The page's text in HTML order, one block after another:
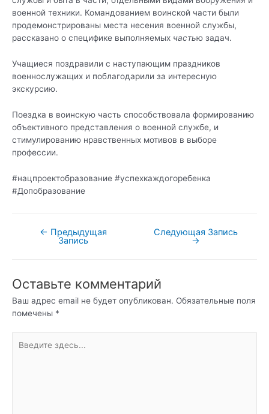
военной техники. Командованием воинской части были
продемонстрированы места несения военной службы,
рассказано о специфике выполняемых частью задач.
Учащиеся поздравили с наступающим праздников
военнослужащих и поблагодарили за интересную
экскурсию.
Поездка в воинскую часть способствовала формированию
объективного представления о военной службе, и
стимулированию нравственных мотивов в выборе
профессии.
#нацпроектобразование #успехкаждогоребенка
#Допобразование
Навигация
← Предыдущая
Запись
Следующая Запись
→
Оставьте комментарий
Ваш адрес email не будет опубликован. Обязательные поля
помечены *
здесь...